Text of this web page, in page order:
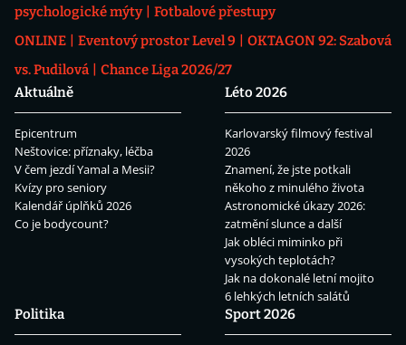
psychologické mýty
Fotbalové přestupy
ONLINE
Eventový prostor Level 9
OKTAGON 92: Szabová
vs. Pudilová
Chance Liga 2026/27
Aktuálně
Epicentrum
Neštovice: příznaky, léčba
V čem jezdí Yamal a Mesii?
Kvízy pro seniory
Kalendář úplňků 2026
Co je bodycount?
Léto 2026
Karlovarský filmový festival
2026
Znamení, že jste potkali
někoho z minulého života
Astronomické úkazy 2026:
zatmění slunce a další
Jak obléci miminko při
vysokých teplotách?
Jak na dokonalé letní mojito
6 lehkých letních salátů
Politika
Sport 2026